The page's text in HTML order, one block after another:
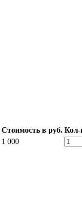
Стоимость в руб. Кол-
1 000